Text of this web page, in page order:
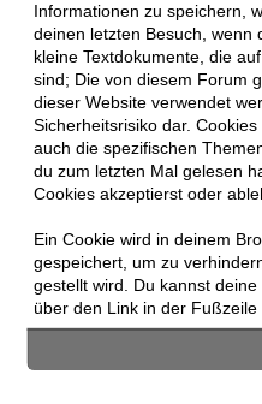
Informationen zu speichern,
deinen letzten Besuch, wenn
kleine Textdokumente, die
sind; Die von diesem Forum
dieser Website verwendet
Sicherheitsrisiko dar.
auch die spezifischen
du zum letzten Mal gelesen
Cookies akzeptierst oder
Ein Cookie wird in deinem
gespeichert, um zu
gestellt wird. Du kannst
über den Link in der Fußzeile
This forum uses